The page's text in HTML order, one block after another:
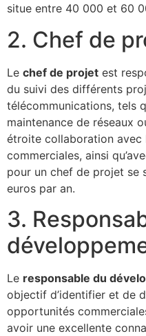
situe entre 40 000 et 60
2. Chef de
Le chef de projet est
du suivi des différents
télécommunications, tels
maintenance de réseaux
étroite collaboration avec
commerciales, ainsi
pour un chef de projet se
euros par an.
3.
Le responsable du
objectif d’identifier et de
opportunités
avoir une excellente